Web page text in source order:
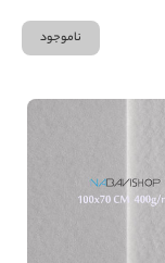
ناموجود